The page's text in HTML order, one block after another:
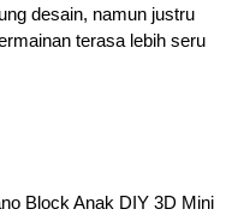
desain, namun justru
terasa lebih seru
Block Anak DIY 3D Mini